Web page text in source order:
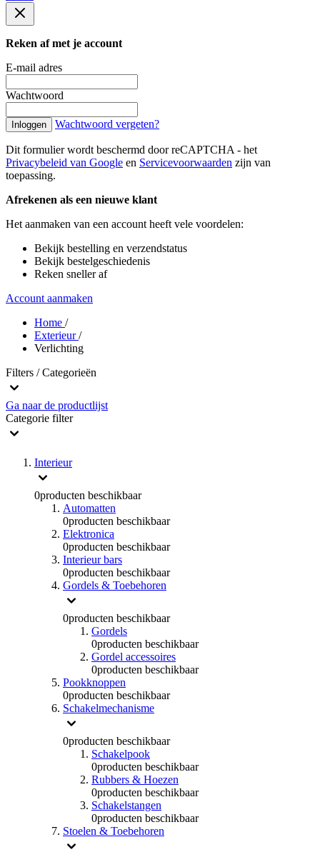
Reken af met je account
E-mail adres
Wachtwoord
Inloggen Wachtwoord vergeten?
Dit formulier wordt beschermd door reCAPTCHA - het
Privacybeleid van Google en Servicevoorwaarden zijn van
toepassing.
Afrekenen als een nieuwe klant
Het aanmaken van een account heeft vele voordelen:
Bekijk bestelling en verzendstatus
Bekijk bestelgeschiedenis
Reken sneller af
Account aanmaken
Home /
Exterieur/
Verlichting
Filters / Categorieën
Ga naar de productlijst
Categorie filter
Interieur
0producten beschikbaar
Automatten
0producten beschikbaar
Elektronica
0producten beschikbaar
Interieur bars
0producten beschikbaar
Gordels & Toebehoren
0producten beschikbaar
Gordels
0producten beschikbaar
Gordel accessoires
0producten beschikbaar
Pookknoppen
0producten beschikbaar
Schakelmechanisme
0producten beschikbaar
Schakelpook
0producten beschikbaar
Rubbers & Hoezen
0producten beschikbaar
Schakelstangen
0producten beschikbaar
Stoelen & Toebehoren